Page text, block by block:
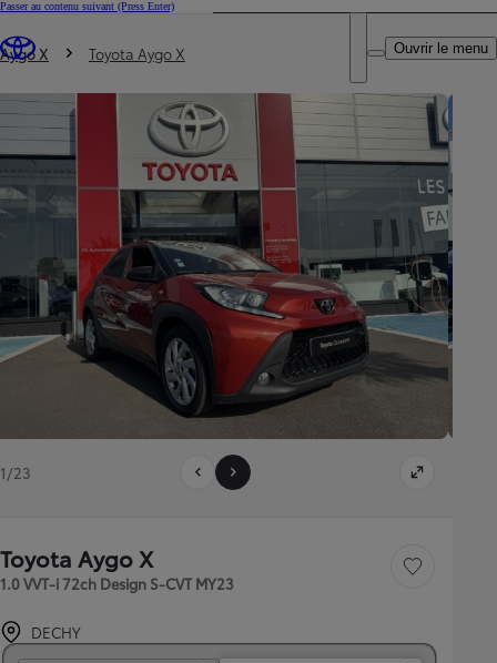
Passer au contenu suivant (Press Enter)
Trouvez un partenaire Toyota
DEALER NAME
Ouvrir le menu
Vous êtes ici
Aygo X Toyota Aygo X
1/23
Toyota Aygo X
1.0 VVT-i 72ch Design S-CVT MY23
Sauvegarder le
DECHY